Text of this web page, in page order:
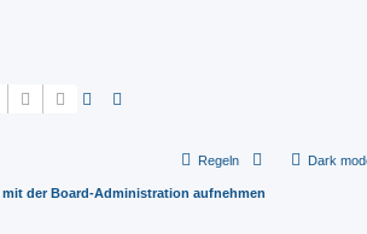
Suche Erweiterte Suche
Dark
Regeln
der Board-Administration aufnehmen